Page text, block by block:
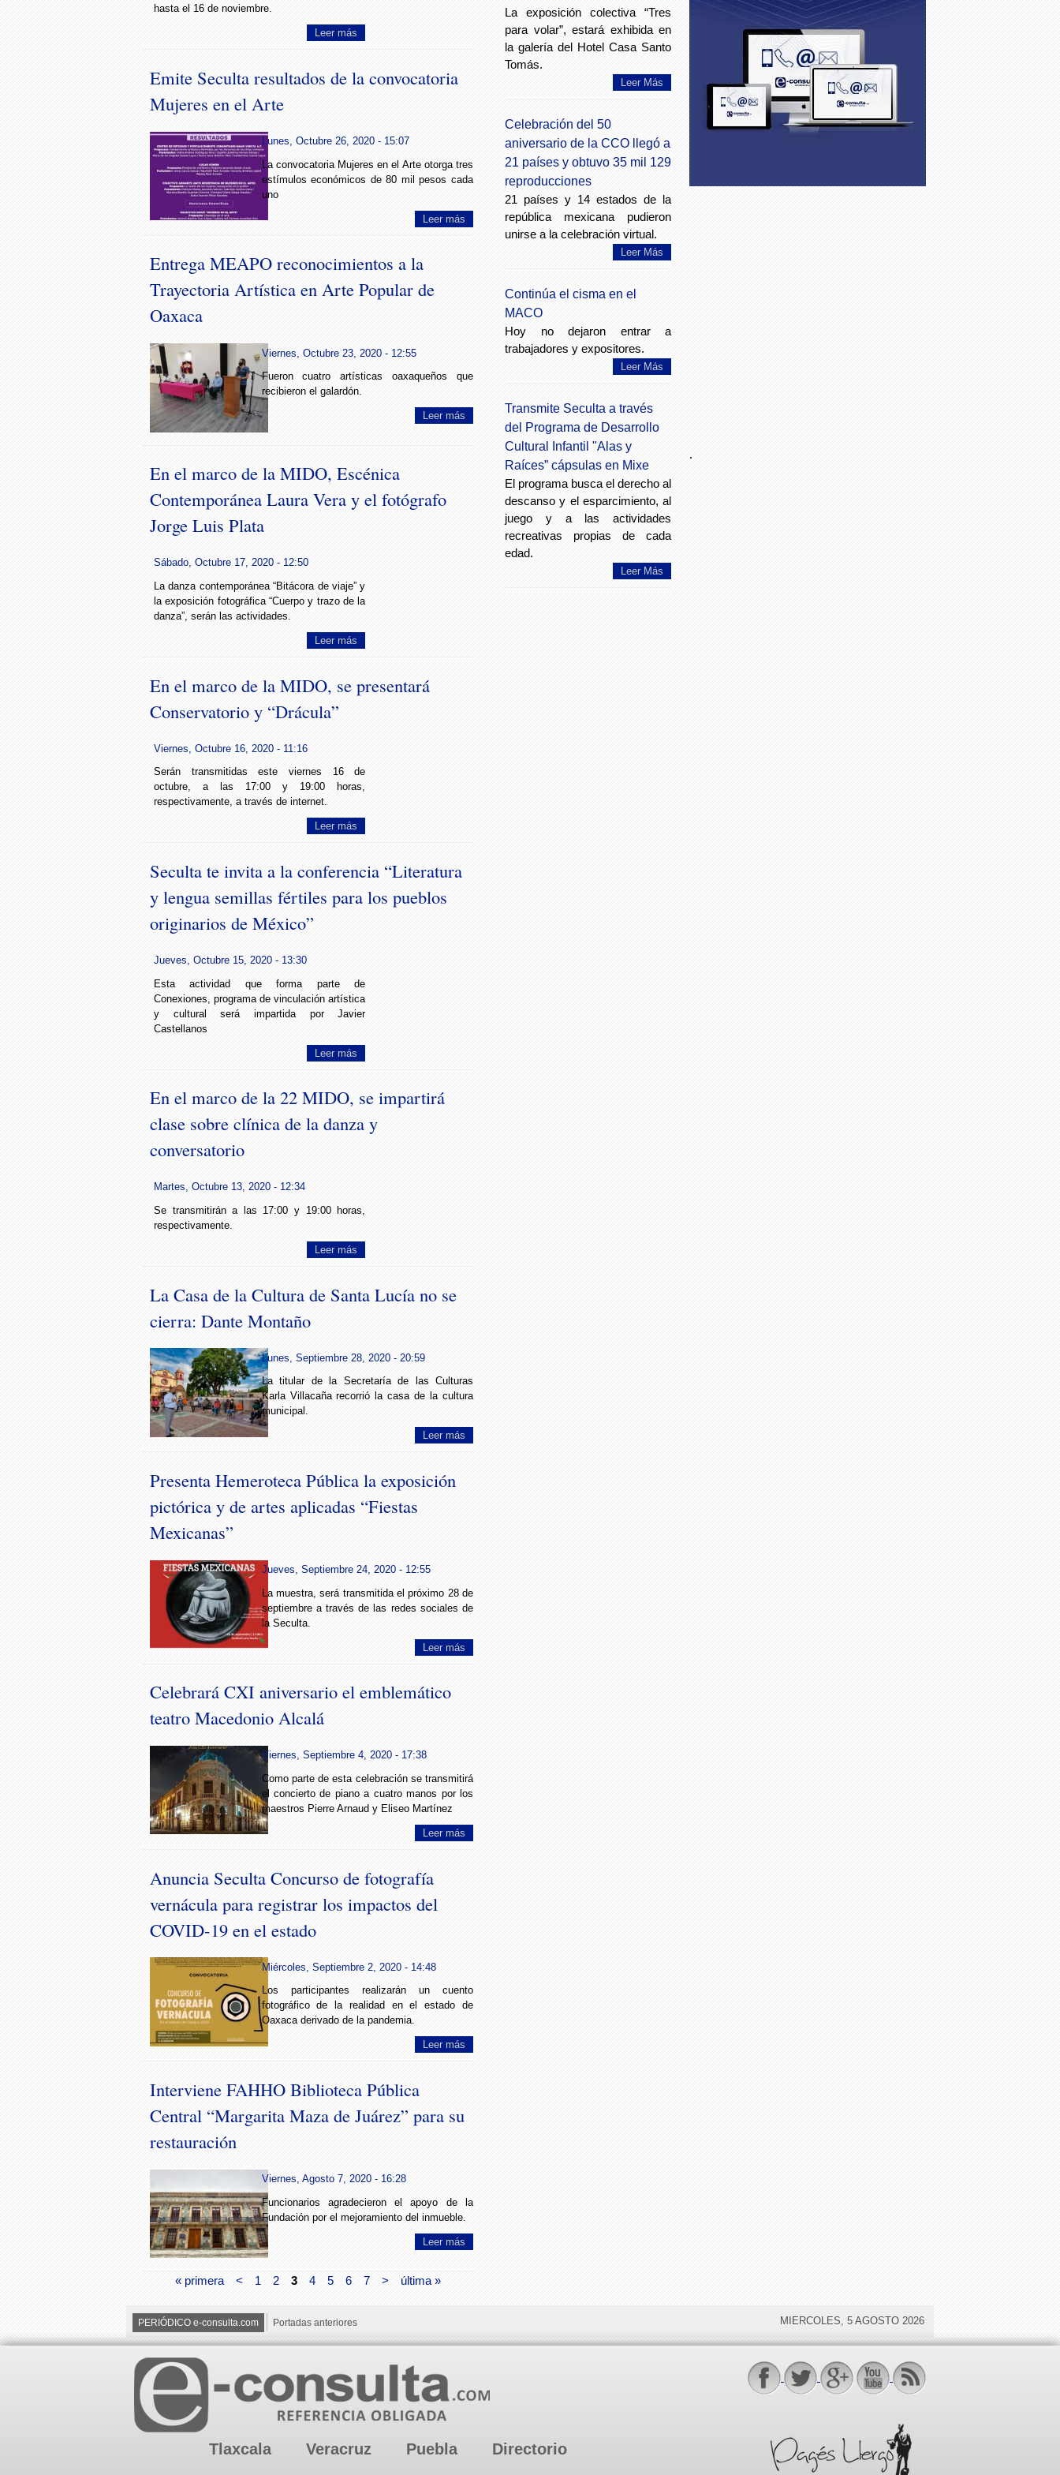
hasta el 16 de noviembre.
Leer más
Emite Seculta resultados de la convocatoria
Mujeres en el Arte
Lunes, Octubre 26, 2020 - 15:07
La convocatoria Mujeres en el Arte otorga tres
estímulos económicos de 80 mil pesos cada
uno
Leer más
Entrega MEAPO reconocimientos a la
Trayectoria Artística en Arte Popular de
Oaxaca
Viernes, Octubre 23, 2020 - 12:55
Fueron cuatro artísticas oaxaqueños que
recibieron el galardón.
Leer más
En el marco de la MIDO, Escénica
Contemporánea Laura Vera y el fotógrafo
Jorge Luis Plata
Sábado, Octubre 17, 2020 - 12:50
La danza contemporánea “Bitácora de viaje” y
la exposición fotográfica “Cuerpo y trazo de la
danza”, serán las actividades.
Leer más
En el marco de la MIDO, se presentará
Conservatorio y “Drácula”
Viernes, Octubre 16, 2020 - 11:16
Serán transmitidas este viernes 16 de
octubre, a las 17:00 y 19:00 horas,
respectivamente, a través de internet.
Leer más
Seculta te invita a la conferencia “Literatura
y lengua semillas fértiles para los pueblos
originarios de México”
Jueves, Octubre 15, 2020 - 13:30
Esta actividad que forma parte de
Conexiones, programa de vinculación artística
y cultural será impartida por Javier
Castellanos
Leer más
En el marco de la 22 MIDO, se impartirá
clase sobre clínica de la danza y
conversatorio
Martes, Octubre 13, 2020 - 12:34
Se transmitirán a las 17:00 y 19:00 horas,
respectivamente.
Leer más
La Casa de la Cultura de Santa Lucía no se
cierra: Dante Montaño
Lunes, Septiembre 28, 2020 - 20:59
La titular de la Secretaría de las Culturas
Karla Villacaña recorrió la casa de la cultura
municipal.
Leer más
Presenta Hemeroteca Pública la exposición
pictórica y de artes aplicadas “Fiestas
Mexicanas”
Jueves, Septiembre 24, 2020 - 12:55
La muestra, será transmitida el próximo 28 de
septiembre a través de las redes sociales de
la Seculta.
Leer más
Celebrará CXI aniversario el emblemático
teatro Macedonio Alcalá
Viernes, Septiembre 4, 2020 - 17:38
Como parte de esta celebración se transmitirá
el concierto de piano a cuatro manos por los
maestros Pierre Arnaud y Eliseo Martínez
Leer más
Anuncia Seculta Concurso de fotografía
vernácula para registrar los impactos del
COVID-19 en el estado
Miércoles, Septiembre 2, 2020 - 14:48
Los participantes realizarán un cuento
fotográfico de la realidad en el estado de
Oaxaca derivado de la pandemia.
Leer más
Interviene FAHHO Biblioteca Pública
Central “Margarita Maza de Juárez” para su
restauración
Viernes, Agosto 7, 2020 - 16:28
Funcionarios agradecieron el apoyo de la
Fundación por el mejoramiento del inmueble.
Leer más
« primera < 1 2 3 4 5 6 7 > última »
La exposición colectiva “Tres
para volar”, estará exhibida en
la galería del Hotel Casa Santo
Tomás.
Leer Más
Celebración del 50
aniversario de la CCO llegó a
21 países y obtuvo 35 mil 129
reproducciones
21 países y 14 estados de la
república mexicana pudieron
unirse a la celebración virtual.
Leer Más
Continúa el cisma en el
MACO
Hoy no dejaron entrar a
trabajadores y expositores.
Leer Más
Transmite Seculta a través
del Programa de Desarrollo
Cultural Infantil "Alas y
Raíces” cápsulas en Mixe
El programa busca el derecho al
descanso y el esparcimiento, al
juego y a las actividades
recreativas propias de cada
edad.
Leer Más
.
PERIÓDICO e-consulta.com Portadas anteriores MIERCOLES, 5 AGOSTO 2026
Tlaxcala Veracruz Puebla Directorio